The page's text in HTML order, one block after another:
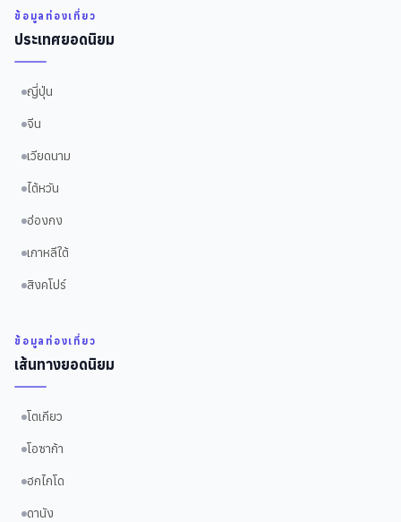
ข้อมูลท่องเที่ยว
ประเทศยอดนิยม
ญี่ปุ่น
จีน
เวียดนาม
ไต้หวัน
ฮ่องกง
เกาหลีใต้
สิงคโปร์
ข้อมูลท่องเที่ยว
เส้นทางยอดนิยม
โตเกียว
โอซาก้า
ฮกไกโด
ดานัง